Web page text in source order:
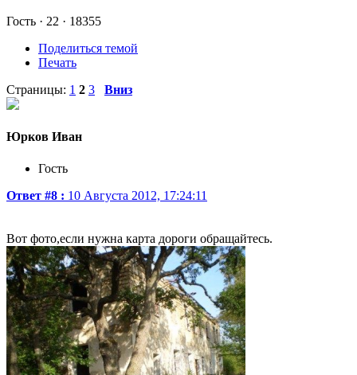
Гость · 22 · 18355
Поделиться темой
Печать
Страницы: 1 2 3 Вниз
Юрков Иван
Гость
Ответ #8 : 10 Августа 2012, 17:24:11
Вот фото,если нужна карта дороги обращайтесь.